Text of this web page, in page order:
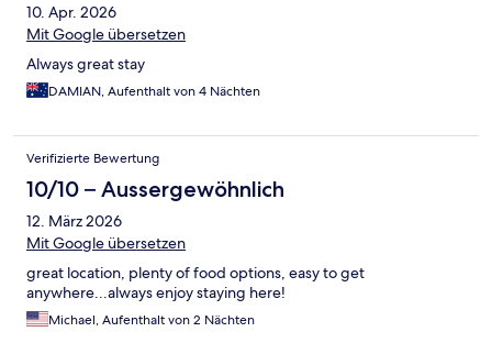
10. Apr. 2026
Mit Google übersetzen
Always great stay
DAMIAN, Aufenthalt von 4 Nächten
Verifizierte Bewertung
10/10 – Aussergewöhnlich
12. März 2026
Mit Google übersetzen
great location, plenty of food options, easy to get
anywhere...always enjoy staying here!
Michael, Aufenthalt von 2 Nächten